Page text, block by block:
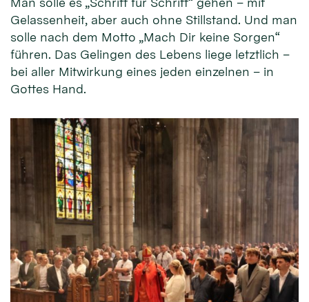
Gelassenheit, aber auch ohne Stillstand. Und man
solle nach dem Motto „Mach Dir keine Sorgen“
führen. Das Gelingen des Lebens liege letztlich –
bei aller Mitwirkung eines jeden einzelnen – in
Gottes Hand.